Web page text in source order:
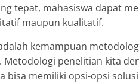
tepat, mahasiswa dapat
maupun kualitatif.
kemampuan
penelitian kita
bisa memiliki opsi-opsi